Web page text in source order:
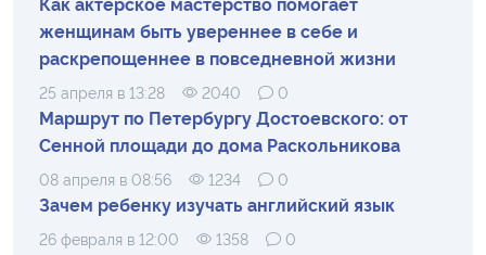
женщинам быть увереннее в себе и
раскрепощеннее в повседневной жизни
25 апреля в 13:28 2040 0
Маршрут по Петербургу Достоевского: от
Сенной площади до дома Раскольникова
08 апреля в 08:56 1234 0
Зачем ребенку изучать английский язык
26 февраля в 12:00 1358 0